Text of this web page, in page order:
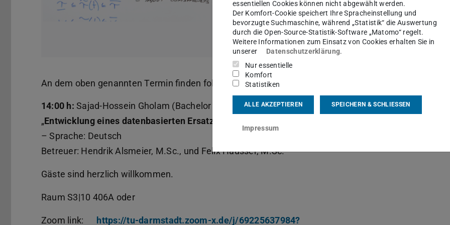
An dem oben genannten Termin finden folgende Vorträge statt:
14:00 h: Sajad-Hossein Gholam (Bachelor Thesis)
„Entwicklung eines datenbasierten Ersatzmodells für die Regelung eines Dreitanksystems
– Sprache: Deutsch
Betreuer: Hendrik Alsmeier, M.Sc., und Felix Häusser, M.Sc.
Gäste sind herzlich willkommen.
Raum S3|10 406A oder
Zoom link:
https://tu-darmstadt.zoom-x.de/j/69225637984?
essentiellen Cookies können nicht abgewählt werden.
Der Komfort-Cookie speichert Ihre Spracheinstellung und
bevorzugte Suchmaschine, während „Statistik“ die Auswertung
durch die Open-Source-Statistik-Software „Matomo“ regelt.
Weitere Informationen zum Einsatz von Cookies erhalten Sie in
unserer
Datenschutzerklärung.
Nur essentielle
Komfort
Statistiken
ALLE AKZEPTIEREN SPEICHERN & SCHLIESSEN
Impressum